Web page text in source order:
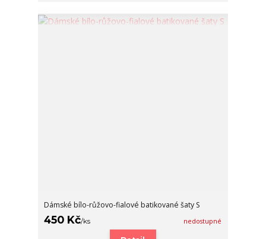
Dámské bílo-růžovo-fialové batikované šaty S
450 Kč/ks nedostupné